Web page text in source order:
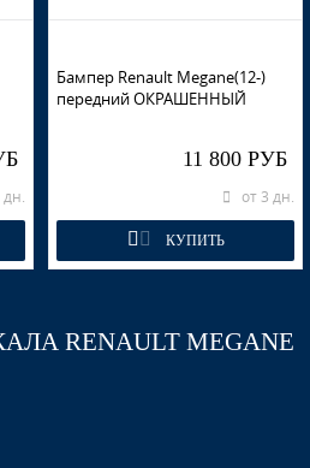
Бампер Renault Megane(12-)
передний ОКРАШЕННЫЙ
11 800 РУБ
от 3 дн.
КУПИТЬ
RENAULT MEGANE